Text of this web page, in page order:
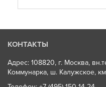
КОНТАКТЫ
Адрес: 108820, г. Москва,
Коммунарка, ш. Калужское,